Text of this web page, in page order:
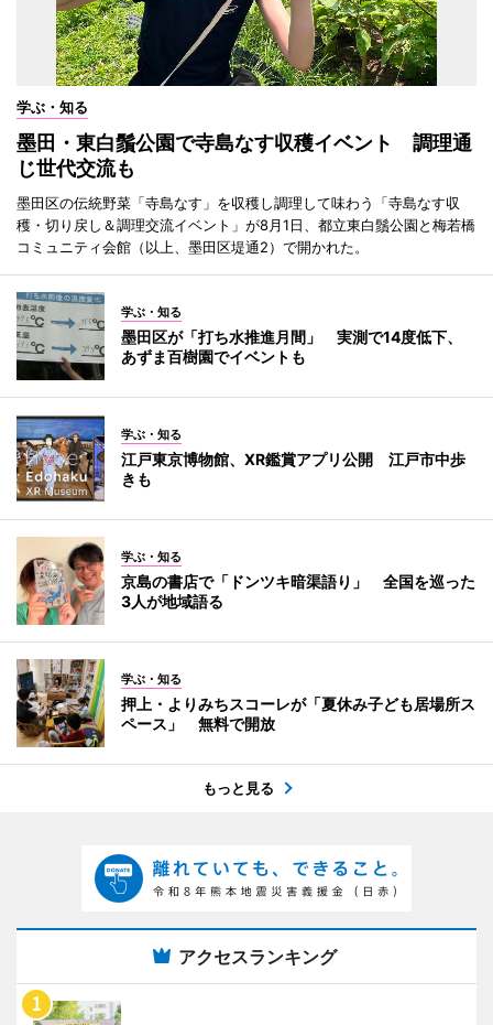
学ぶ・知る
墨田・東白鬚公園で寺島なす収穫イベント 調理通
じ世代交流も
墨田区の伝統野菜「寺島なす」を収穫し調理して味わう「寺島なす収
穫・切り戻し＆調理交流イベント」が8月1日、都立東白鬚公園と梅若橋
コミュニティ会館（以上、墨田区堤通2）で開かれた。
学ぶ・知る
墨田区が「打ち水推進月間」 実測で14度低下、
あずま百樹園でイベントも
学ぶ・知る
江戸東京博物館、XR鑑賞アプリ公開 江戸市中歩
きも
学ぶ・知る
京島の書店で「ドンツキ暗渠語り」 全国を巡った
3人が地域語る
学ぶ・知る
押上・よりみちスコーレが「夏休み子ども居場所ス
ペース」 無料で開放
もっと見る
アクセスランキング